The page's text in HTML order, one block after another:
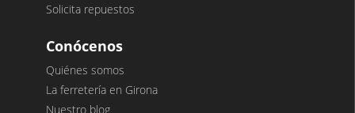
Solicita repuestos
Conócenos
Quiénes somos
La ferretería en Girona
Nuestro blog